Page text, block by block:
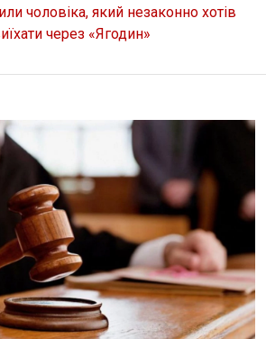
чоловіка, який незаконно хотів
через «Ягодин»